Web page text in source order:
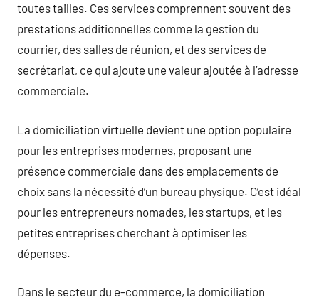
toutes tailles. Ces services comprennent souvent des
prestations additionnelles comme la gestion du
courrier, des salles de réunion, et des services de
secrétariat, ce qui ajoute une valeur ajoutée à l’adresse
commerciale.
La domiciliation virtuelle devient une option populaire
pour les entreprises modernes, proposant une
présence commerciale dans des emplacements de
choix sans la nécessité d’un bureau physique. C’est idéal
pour les entrepreneurs nomades, les startups, et les
petites entreprises cherchant à optimiser les
dépenses.
Dans le secteur du e-commerce, la domiciliation